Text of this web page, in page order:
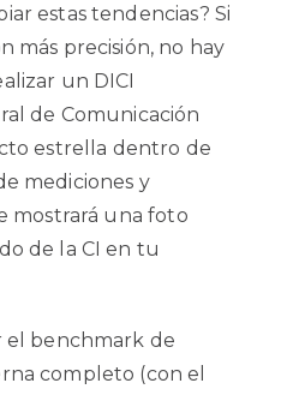
estas tendencias? Si
más precisión, no hay
un DICI
de Comunicación
estrella dentro de
mediciones y
mostrará una foto
de la CI en tu
el benchmark de
completo (con el